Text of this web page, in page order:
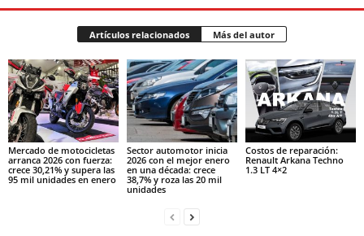
Artículos relacionados Más del autor
Mercado de motocicletas
arranca 2026 con fuerza:
crece 30,21% y supera las
95 mil unidades en enero
Sector automotor inicia
2026 con el mejor enero
en una década: crece
38,7% y roza las 20 mil
unidades
Costos de reparación:
Renault Arkana Techno
1.3 LT 4×2